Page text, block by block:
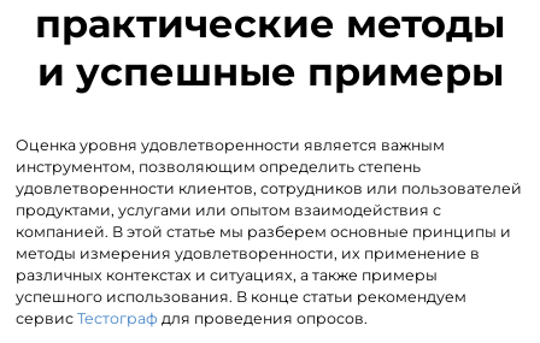
практические методы
и успешные примеры
Оценка уровня удовлетворенности является важным
инструментом, позволяющим определить степень
удовлетворенности клиентов, сотрудников или пользователей
продуктами, услугами или опытом взаимодействия с
компанией. В этой статье мы разберем основные принципы и
методы измерения удовлетворенности, их применение в
различных контекстах и ситуациях, а также примеры
успешного использования. В конце статьи рекомендуем
сервисТестограф для проведения опросов.